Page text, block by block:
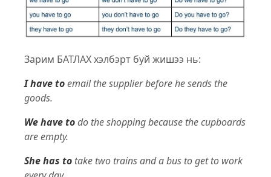
Зарим БАТЛАХ хэлбэрт буй жишээ нь:
I have toemail the supplier before he sends the
goods.
We have todo the shopping because the cupboards
are empty.
She has to take two trains and a bus to get to work